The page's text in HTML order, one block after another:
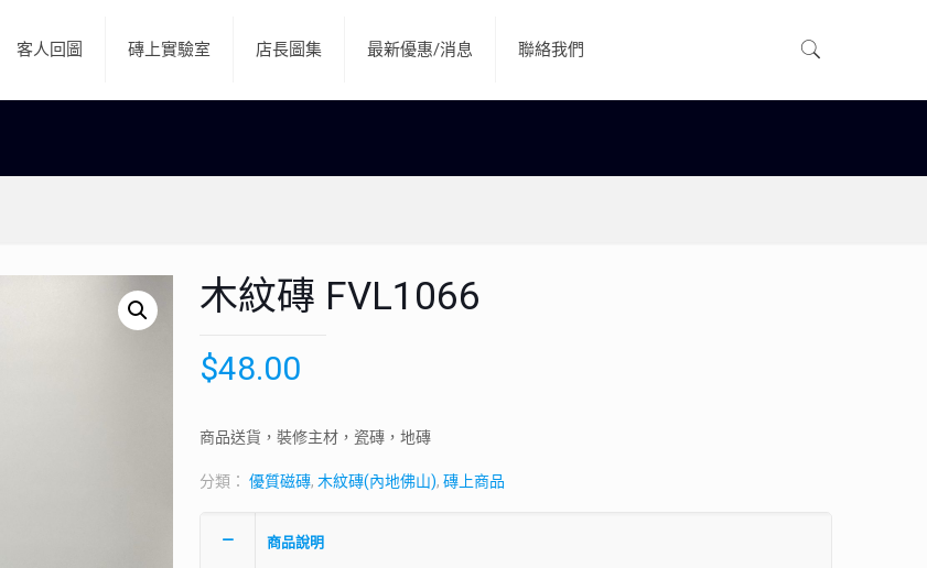
客人回圖 磚上實驗室 店長圖集 最新優惠/消息 聯絡我們
木紋磚 FVL1066
$48.00
商品送貨，裝修主材，瓷磚，地磚
分類： 優質磁磚, 木紋磚(內地佛山), 磚上商品
商品說明